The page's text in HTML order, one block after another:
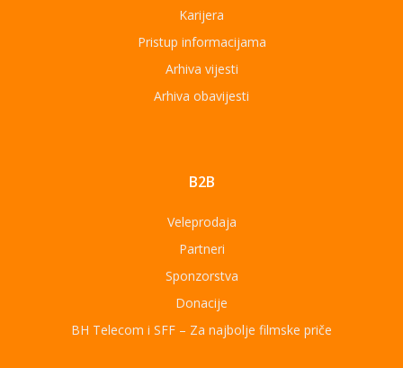
Karijera
Pristup informacijama
Arhiva vijesti
Arhiva obavijesti
B2B
Veleprodaja
Partneri
Sponzorstva
Donacije
BH Telecom i SFF – Za najbolje filmske priče